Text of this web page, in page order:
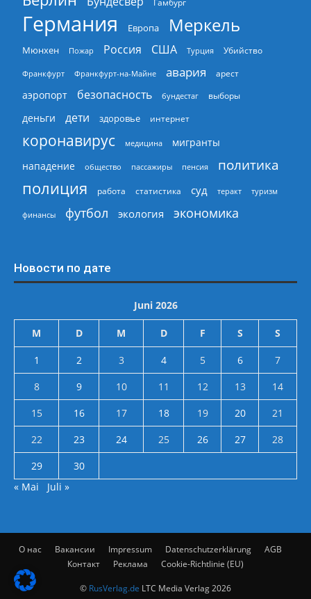
Гамбург
Германия Европа Меркель
Мюнхен Пожар Россия США Турция Убийство
Франкфурт Франкфурт-на-Майне авария арест
аэропорт безопасность бундестаг выборы
деньги дети здоровье интернет
коронавирус медицина
мигранты
нападение
общество пассажиры пенсия политика
полиция работа статистика суд теракт туризм
финансы футбол экология экономика
Новости по дате
Juni 2026
M D M D F S S
1 2 3 4 5 6
7
8
9 10 11 12 13
14
15
16 17 18 19 20
21
22
23 24 25 26 27
28
29
30
« Mai
Juli »
О нас Вакансии Impressum Datenschutzerklärung
AGB
Контакт
Реклама Cookie-Richtlinie (EU)
© RusVerlag.de LTC Media Verlag 2026